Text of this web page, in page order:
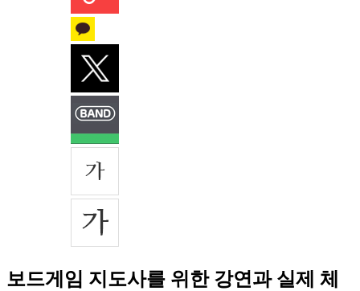
보드게임 지도사를 위한 강연과 실제 체